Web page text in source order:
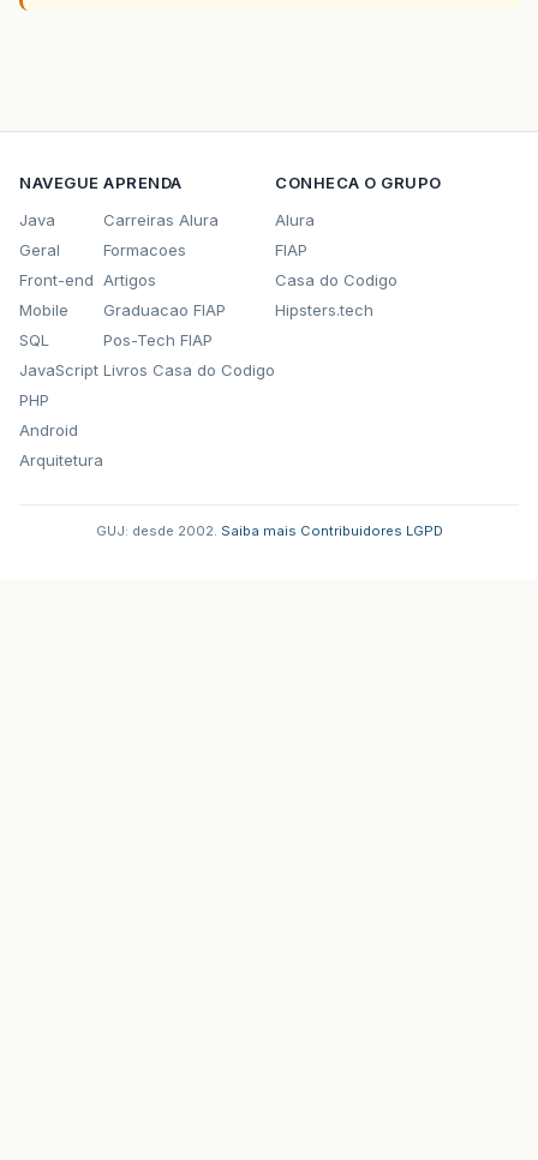
NAVEGUE
Java
Geral
Front-end
Mobile
SQL
JavaScript
PHP
Android
Arquitetura
APRENDA
Carreiras Alura
Formacoes
Artigos
Graduacao FIAP
Pos-Tech FIAP
Livros Casa do Codigo
CONHECA O GRUPO
Alura
FIAP
Casa do Codigo
Hipsters.tech
GUJ: desde 2002. Saiba mais Contribuidores LGPD